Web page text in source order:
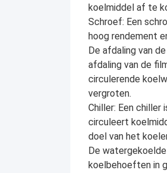
koelmiddel af te
Schroef: Een
hoog rendement
De afdaling van
afdaling van de
circulerende
vergroten.
Chiller: Een
circuleert
doel van het
De
koelbehoeften in